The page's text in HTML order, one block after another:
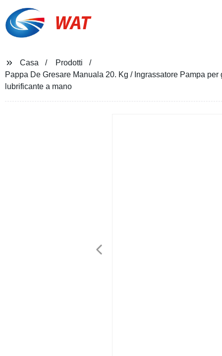
WAT
Casa
Prodotti
Pappa De Gresare Manuala 20. Kg / Ingrassatore Pampa
lubrificante a mano